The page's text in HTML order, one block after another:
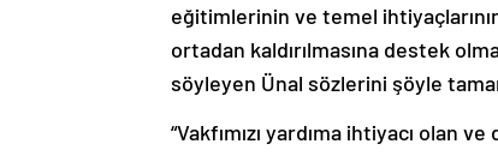
eğitimlerinin ve temel
ortadan kaldırılmasına destek
söyleyen Ünal sözlerini şöyle
“Vakfımızı yardıma ihtiyacı olan